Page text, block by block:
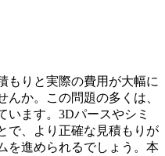
もりと実際の費用が大幅に
か。この問題の多くは、
います。3Dパースやシミ
で、より正確な見積もりが
を進められるでしょう。本